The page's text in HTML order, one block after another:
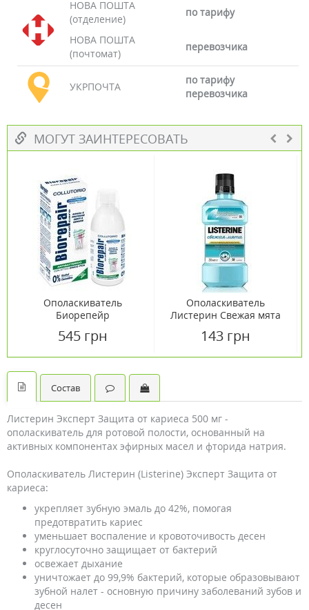
НОВА ПОШТА
(отделение)
по тарифу
НОВА ПОШТА
(почтомат)
перевозчика
УКРПОЧТА
по тарифу
перевозчика
МОГУТ ЗАИНТЕРЕСОВАТЬ
Ополаскиватель
Биорепейр
восстановление и
545 грн
Ополаскиватель
Листерин Свежая мята
143 грн
Состав
Листерин Эксперт Защита от кариеса 500 мг -
ополаскиватель для ротовой полости, основанный на
активных компонентах эфирных масел и фторида натрия.
Ополаскиватель Листерин (Listerine) Эксперт Защита от
кариеса:
укрепляет зубную эмаль до 42%, помогая
предотвратить кариес
уменьшает воспаление и кровоточивость десен
круглосуточно защищает от бактерий
освежает дыхание
уничтожает до 99,9% бактерий, которые образовывают
зубной налет - основную причину заболеваний зубов и
десен